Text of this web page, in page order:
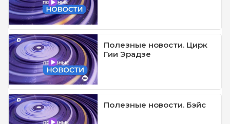
Полезные новости. Цирк
Гии Эрадзе
Полезные новости. Бэйс